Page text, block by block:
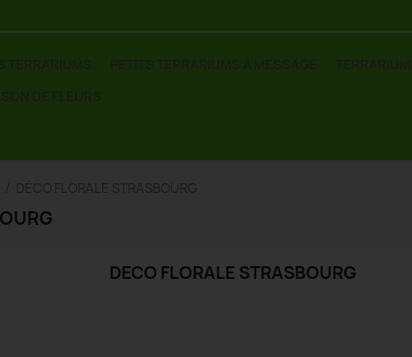
DÉCO FLORALE STRASBOURG
DECO FLORALE STRASBOURG